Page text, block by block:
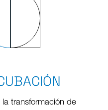
transformación de